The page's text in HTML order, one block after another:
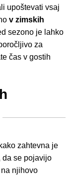
upoštevati vsaj
v zimskih
sezono je lahko
za
čas v gostih
zahtevna je
da se pojavijo
njihovo